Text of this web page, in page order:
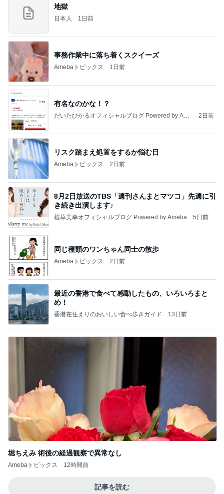
地獄
日本人 1日前
事務作業中に落ち着くスクイーズ
Amebaトピックス 1日前
有名なのかな！？
だいたひかるオフィシャルブログ Powered by Ame
2日前
リスク踏まえ処置をするか悩む日
Amebaトピックス 2日前
8月2日放送のTBS「週刊さんまとマツコ」先週に引
き続き出演します♪
植草美幸オフィシャルブログ Powered by Ameba 5日前
同じ種類のワンちゃん同士の散歩
Amebaトピックス 2日前
最近の香港で食べて感動したもの、いろいろまと
め！
香港在住えりのおいしい食べ歩きガイド 13日前
堀ちえみ 術後の経過観察で異常なし
Amebaトピックス 12時間前
記事を読む